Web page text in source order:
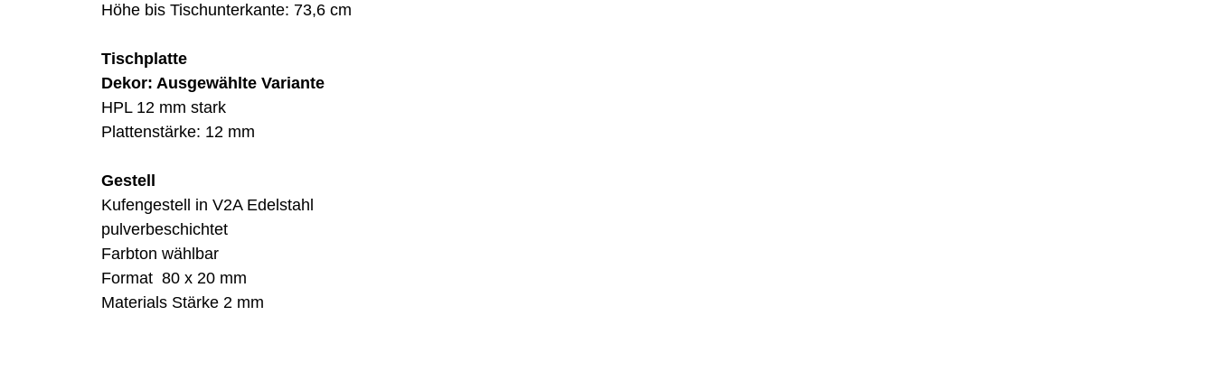
Höhe bis Tischunterkante: 73,6 cm
Tischplatte
Dekor: Ausgewählte Variante
HPL 12 mm stark
Plattenstärke: 12 mm
Gestell
Kufengestell in V2A Edelstahl
pulverbeschichtet
Farbton wählbar
Format 80 x 20 mm
Materials Stärke 2 mm